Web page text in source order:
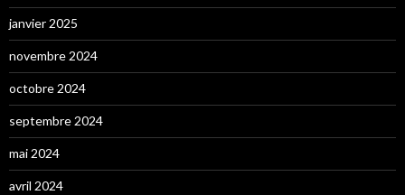
janvier 2025
novembre 2024
octobre 2024
septembre 2024
mai 2024
avril 2024